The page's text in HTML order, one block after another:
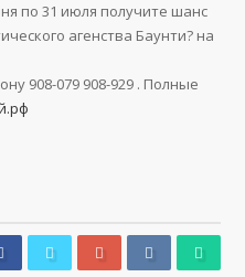
по 31 июля получите шанс
агенства Баунти? на
908-079 908-929 . Полные